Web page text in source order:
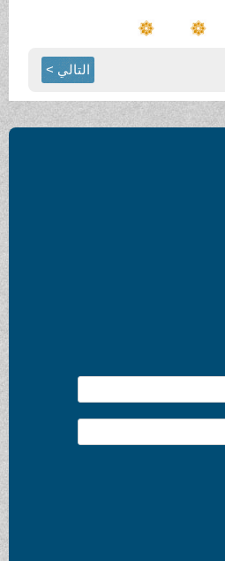
التالي >